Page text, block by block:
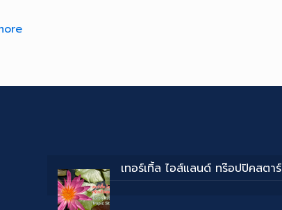
เทอร์เทิ้ล ไอส์แลนด์ ทร๊อปปิคสตาร์